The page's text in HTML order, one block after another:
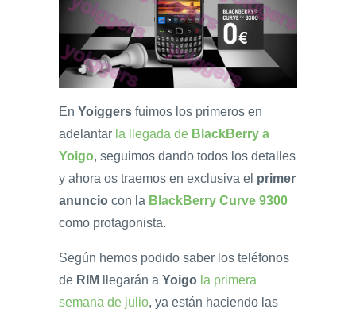
En Yoiggers fuimos los primeros en
adelantar la llegada de BlackBerry a
Yoigo, seguimos dando todos los detalles
y ahora os traemos en exclusiva el primer
anuncio con la BlackBerry Curve 9300
como protagonista.
Según hemos podido saber los teléfonos
de RIM llegarán a Yoigo la primera
semana de julio, ya están haciendo las